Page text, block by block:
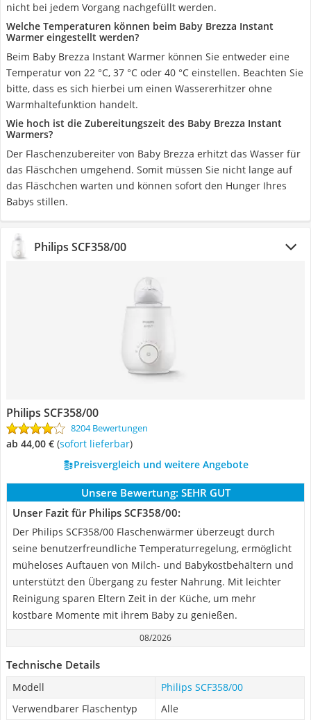
nicht bei jedem Vorgang nachgefüllt werden.
Welche Temperaturen können beim Baby Brezza Instant
Warmer eingestellt werden?
Beim Baby Brezza Instant Warmer können Sie entweder eine
Temperatur von 22 °C, 37 °C oder 40 °C einstellen. Beachten Sie
bitte, dass es sich hierbei um einen Wassererhitzer ohne
Warmhaltefunktion handelt.
Wie hoch ist die Zubereitungszeit des Baby Brezza Instant
Warmers?
Der Flaschenzubereiter von Baby Brezza erhitzt das Wasser für
das Fläschchen umgehend. Somit müssen Sie nicht lange auf
das Fläschchen warten und können sofort den Hunger Ihres
Babys stillen.
Philips SCF358/00
Philips SCF358/00
8204 Bewertungen
ab 44,00 € ( Sofort lieferbar)
Preisvergleich und weitere Angebote
Unsere Bewertung: SEHR GUT
Unser Fazit für Philips SCF358/00:
Der Philips SCF358/00 Flaschenwärmer überzeugt durch
seine benutzerfreundliche Temperaturregelung, ermöglicht
müheloses Auftauen von Milch- und Babykostbehältern und
unterstützt den Übergang zu fester Nahrung. Mit leichter
Reinigung sparen Eltern Zeit in der Küche, um mehr
kostbare Momente mit ihrem Baby zu genießen.
08/2026
Technische Details
Modell
Philips SCF358/00
Verwendbarer Flaschentyp
Alle